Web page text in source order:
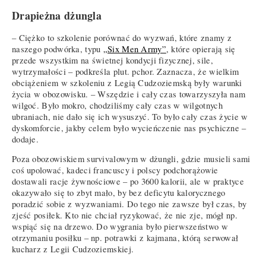
Drapieżna dżungla
– Ciężko to szkolenie porównać do wyzwań, które znamy z
naszego podwórka, typu „Six Men Army”, które opierają się
przede wszystkim na świetnej kondycji fizycznej, sile,
wytrzymałości – podkreśla plut. pchor. Zaznacza, że wielkim
obciążeniem w szkoleniu z Legią Cudzoziemską były warunki
życia w obozowisku. – Wszędzie i cały czas towarzyszyła nam
wilgoć. Było mokro, chodziliśmy cały czas w wilgotnych
ubraniach, nie dało się ich wysuszyć. To było cały czas życie w
dyskomforcie, jakby celem było wycieńczenie nas psychiczne –
dodaje.
Poza obozowiskiem survivalowym w dżungli, gdzie musieli sami
coś upolować, kadeci francuscy i polscy podchorążowie
dostawali racje żywnościowe – po 3600 kalorii, ale w praktyce
okazywało się to zbyt mało, by bez deficytu kalorycznego
poradzić sobie z wyzwaniami. Do tego nie zawsze był czas, by
zjeść posiłek. Kto nie chciał ryzykować, że nie zje, mógł np.
wspiąć się na drzewo. Do wygrania było pierwszeństwo w
otrzymaniu posiłku – np. potrawki z kajmana, którą serwował
kucharz z Legii Cudzoziemskiej.